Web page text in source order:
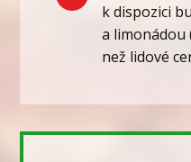
k dispozici
a limonádou
než lidové